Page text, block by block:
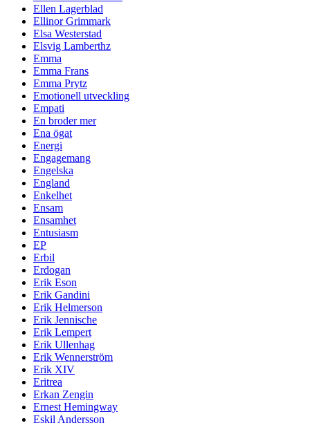
Ellen Lagerblad
Ellinor Grimmark
Elsa Westerstad
Elsvig Lamberthz
Emma
Emma Frans
Emma Prytz
Emotionell utveckling
Empati
En broder mer
Ena ögat
Energi
Engagemang
Engelska
England
Enkelhet
Ensam
Ensamhet
Entusiasm
EP
Erbil
Erdogan
Erik Eson
Erik Gandini
Erik Helmerson
Erik Jennische
Erik Lempert
Erik Ullenhag
Erik Wennerström
Erik XIV
Eritrea
Erkan Zengin
Ernest Hemingway
Eskil Andersson